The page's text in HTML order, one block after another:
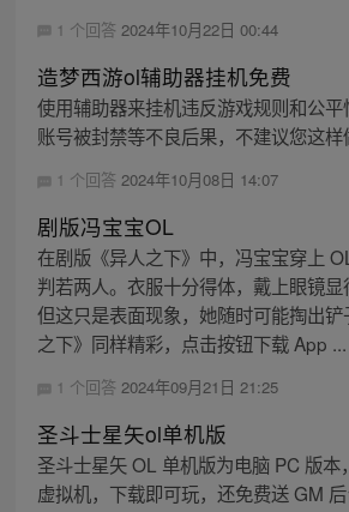
1 个回答 2024年10月22日 00:44
造梦西游ol辅助器挂机免费
使用辅助器来挂机违反游戏规则和公
账号被封禁等不良后果，不建议您这
1 个回答 2024年10月08日 14:07
剧版冯宝宝OL
在剧版《异人之下》中，冯宝宝穿上
判若两人。衣服十分得体，戴上眼镜显
但这只是表面现象，她随时可能掏出
之下》同样精彩，点击按钮下载 App ...
1 个回答 2024年09月21日 21:25
圣斗士星矢ol单机版
圣斗士星矢 OL 单机版为电脑 PC 版
虚拟机，下载即可玩，还免费送 GM